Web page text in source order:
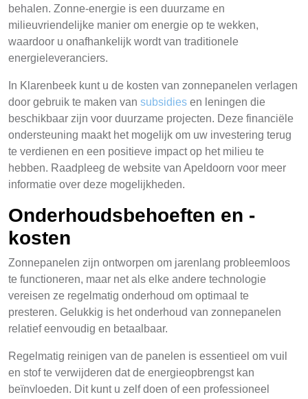
behalen. Zonne-energie is een duurzame en
milieuvriendelijke manier om energie op te wekken,
waardoor u onafhankelijk wordt van traditionele
energieleveranciers.
In Klarenbeek kunt u de kosten van zonnepanelen verlagen
door gebruik te maken van subsidies en leningen die
beschikbaar zijn voor duurzame projecten. Deze financiële
ondersteuning maakt het mogelijk om uw investering terug
te verdienen en een positieve impact op het milieu te
hebben. Raadpleeg de website van Apeldoorn voor meer
informatie over deze mogelijkheden.
Onderhoudsbehoeften en -
kosten
Zonnepanelen zijn ontworpen om jarenlang probleemloos
te functioneren, maar net als elke andere technologie
vereisen ze regelmatig onderhoud om optimaal te
presteren. Gelukkig is het onderhoud van zonnepanelen
relatief eenvoudig en betaalbaar.
Regelmatig reinigen van de panelen is essentieel om vuil
en stof te verwijderen dat de energieopbrengst kan
beïnvloeden. Dit kunt u zelf doen of een professioneel